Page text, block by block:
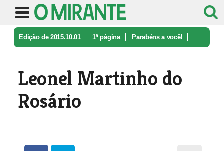
Edição de 2015.10.01 1ª página Parabéns a você!
Leonel Martinho do
Rosário